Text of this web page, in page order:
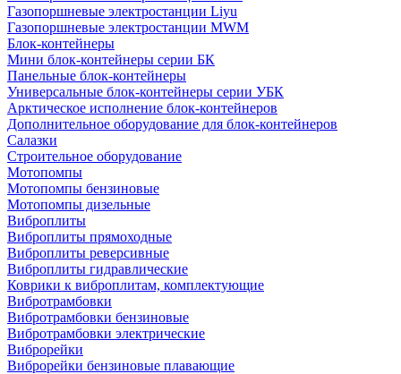
Газопоршневые электростанции Liyu
Газопоршневые электростанции MWM
Блок-контейнеры
Мини блок-контейнеры серии БК
Панельные блок-контейнеры
Универсальные блок-контейнеры серии УБК
Арктическое исполнение блок-контейнеров
Дополнительное оборудование для блок-контейнеров
Салазки
Строительное оборудование
Мотопомпы
Мотопомпы бензиновые
Мотопомпы дизельные
Виброплиты
Виброплиты прямоходные
Виброплиты реверсивные
Виброплиты гидравлические
Коврики к виброплитам, комплектующие
Вибротрамбовки
Вибротрамбовки бензиновые
Вибротрамбовки электрические
Виброрейки
Виброрейки бензиновые плавающие